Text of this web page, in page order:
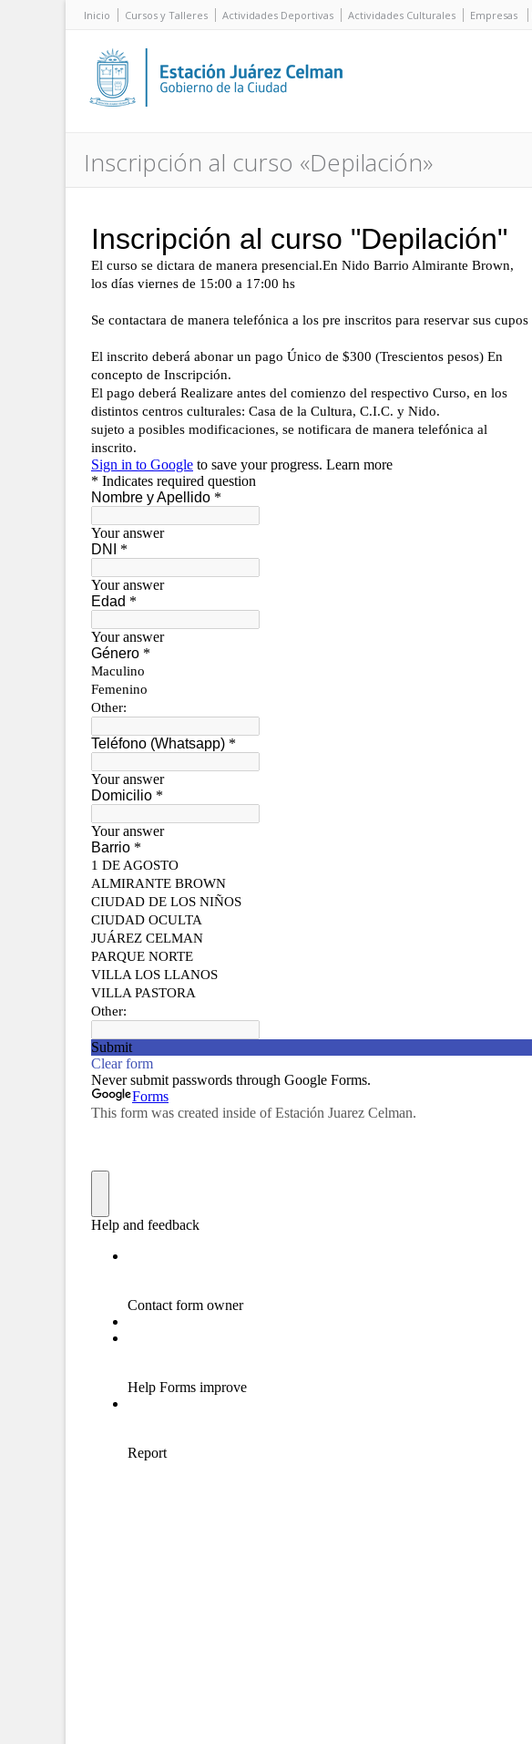
Inicio Cursos y Talleres Actividades Deportivas Actividades Culturales Empresas
Inscripción al curso «Depilación»